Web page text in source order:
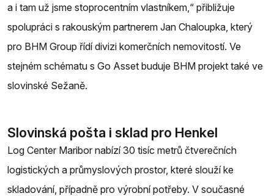
a i tam už jsme stoprocentním vlastníkem,“ přibližuje
spolupráci s rakouským partnerem Jan Chaloupka, který
pro BHM Group řídí divizi komerčních nemovitostí. Ve
stejném schématu s Go Asset buduje BHM projekt také ve
slovinské Sežaně.
Slovinská pošta i sklad pro Henkel
Log Center Maribor nabízí 30 tisíc metrů čtverečních
logistických a průmyslových prostor, které slouží ke
skladování, případně pro výrobní potřeby. V současné